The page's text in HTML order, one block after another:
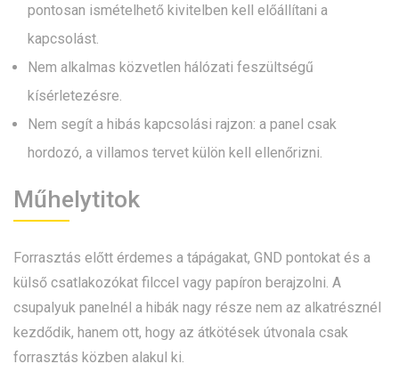
pontosan ismételhető kivitelben kell előállítani a
kapcsolást.
Nem alkalmas közvetlen hálózati feszültségű
kísérletezésre.
Nem segít a hibás kapcsolási rajzon: a panel csak
hordozó, a villamos tervet külön kell ellenőrizni.
Műhelytitok
Forrasztás előtt érdemes a tápágakat, GND pontokat és a
külső csatlakozókat filccel vagy papíron berajzolni. A
csupalyuk panelnél a hibák nagy része nem az alkatrésznél
kezdődik, hanem ott, hogy az átkötések útvonala csak
forrasztás közben alakul ki.